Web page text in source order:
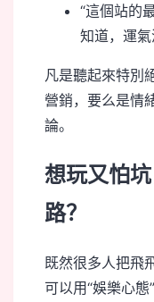
“這個站的
知道，運氣
凡是聽起來特別
營銷，要么是情
論。
想玩又怕
路？
既然很多人把飛
可以用“娛樂心態